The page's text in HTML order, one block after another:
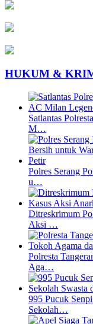
HUKUM &
Satlantas
M…
Polres Serang
u…
Ditreskrimum
Aksi …
Polresta
Aga…
995 Pucuk
Sekolah…